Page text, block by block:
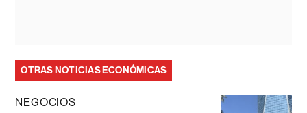
OTRAS NOTICIAS ECONÓMICAS
NEGOCIOS